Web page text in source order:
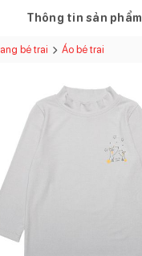
Thông tin sản phẩm
bé trai Áo bé trai